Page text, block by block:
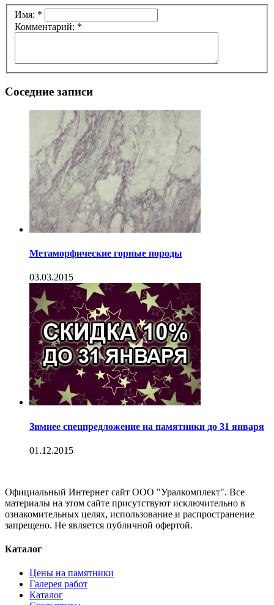
Имя: *
Комментарий: *
Соседние записи
Метаморфические горные породы
03.03.2015
Зимнее спецпредложение на памятники до 31 января
01.12.2015
Официальный Интернет сайт ООО "Уралкомплект". Все
материалы на этом сайте присутствуют исключительно в
ознакомительных целях, использование и распространение
запрещено. Не является публичной офертой.
Каталог
Цены на памятники
Галерея работ
Каталог